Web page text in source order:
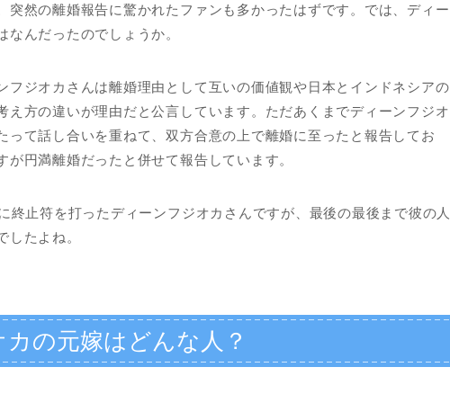
突然の離婚報告に驚かれたファンも多かったはずです。では、ディー
なんだったのでしょうか。
フジオカさんは離婚理由として互いの価値観や日本とインドネシアの
え方の違いが理由だと公言しています。ただあくまでディーンフジオ
って話し合いを重ねて、双方合意の上で離婚に至ったと報告してお
が円満離婚だったと併せて報告しています。
終止符を打ったディーンフジオカさんですが、最後の最後まで彼の人
したよね。
の元嫁はどんな人？